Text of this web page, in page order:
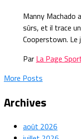
Manny
sûrs, et il trace
Cooperstown. Le
Par La Page
More Posts
Archives
août 2026